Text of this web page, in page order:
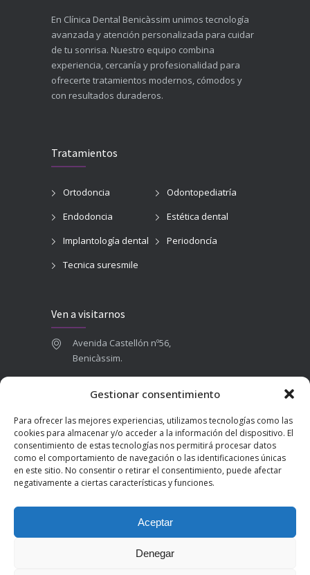
Gestionar consentimiento
Para ofrecer las mejores experiencias, utilizamos tecnologías como las
cookies para almacenar y/o acceder a la información del dispositivo. El
consentimiento de estas tecnologías nos permitirá procesar datos
como el comportamiento de navegación o las identificaciones únicas
en este sitio. No consentir o retirar el consentimiento, puede afectar
negativamente a ciertas características y funciones.
Aceptar
Denegar
En Clínica Dental Benicàssim unimos tecnología
avanzada y atención personalizada para cuidar
de tu sonrisa. Nuestro equipo combina
experiencia, cercanía y profesionalidad para
ofrecerte tratamientos modernos, cómodos y
con resultados duraderos.
Tratamientos
Ortodoncia
Odontopediatría
Endodoncia
Estética dental
Implantología dental
Periodoncía
Tecnica suresmile
Ven a visitarnos
Avenida Castellón nº56,
Benicàssim.
665 787 673
admin@clinicadentalbenicasim.com